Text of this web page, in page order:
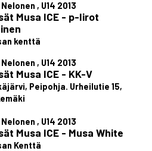
Nelonen , U14 2013
Musa ICE - p-Iirot
kenttä
Nelonen , U14 2013
Musa ICE - KK-V
Peipohja. ​Urheilutie 15,
Nelonen , U14 2013
Musa ICE - Musa White
Kenttä